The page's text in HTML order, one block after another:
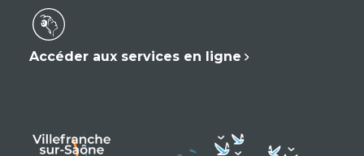
Accéder aux services en ligne